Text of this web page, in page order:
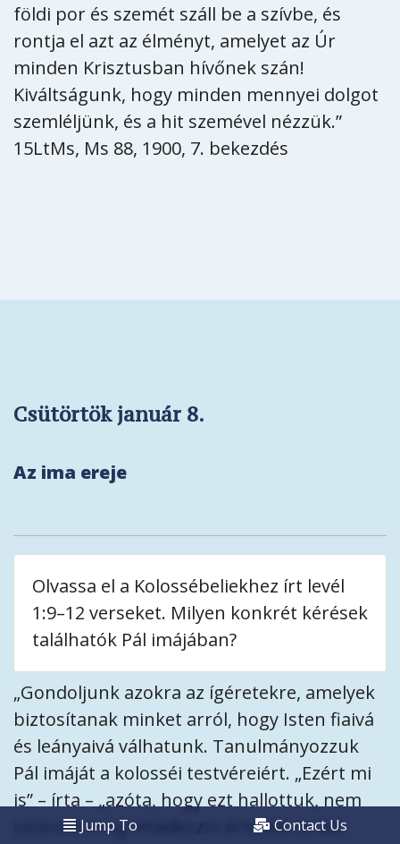
földi por és szemét száll be a szívbe, és
rontja el azt az élményt, amelyet az Úr
minden Krisztusban hívőnek szán!
Kiváltságunk, hogy minden mennyei dolgot
szemléljünk, és a hit szemével nézzük.”
15LtMs, Ms 88, 1900, 7. bekezdés
Csütörtök január 8.
Az ima ereje
Olvassa el a Kolossébeliekhez írt levél
1:9–12 verseket. Milyen konkrét kérések
találhatók Pál imájában?
„Gondoljunk azokra az ígéretekre, amelyek
biztosítanak minket arról, hogy Isten fiaivá
és leányaivá válhatunk. Tanulmányozzuk
Pál imáját a kolosséi testvéreiért. „Ezért mi
is” – írta – „azóta, hogy ezt hallottuk, nem
szűnünk meg imádkozni értetek, és azt
Jump To Contact Us